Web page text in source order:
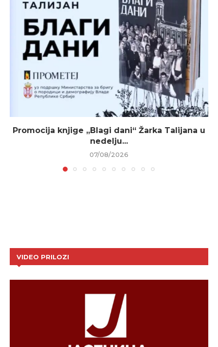
Promocija knjige „Blagi dani“ Žarka Talijana u
nedelju...
07/08/2026
VIDEO PRILOZI